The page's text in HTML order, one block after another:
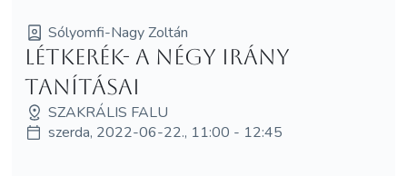
Sólyomfi-Nagy Zoltán
Létkerék- a négy irány
tanításai
SZAKRÁLIS FALU
szerda, 2022-06-22., 11:00 - 12:45